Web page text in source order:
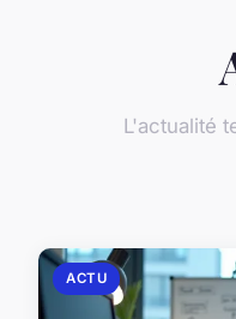
L'actualité
ACTU